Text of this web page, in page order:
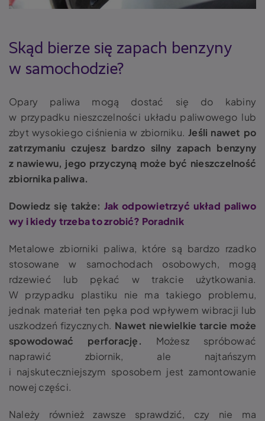
Skąd bierze się zapach benzyny
w samochodzie?
Opary paliwa mogą dostać się do kabiny
w przypadku nieszczelności układu paliwowego lub
zbyt wysokiego ciśnienia w zbiorniku.Jeśli nawet po
zatrzymaniu czujesz bardzo silny zapach benzyny
z nawiewu, jego przyczyną może być nieszczelność
zbiornika paliwa.
Dowiedz się także: Jak odpowietrzyć układ paliwo
wy i kiedy trzeba to zrobić? Poradnik
Metalowe zbiorniki paliwa, które są bardzo rzadko
stosowane w samochodach osobowych, mogą
rdzewieć lub pękać w trakcie użytkowania.
W przypadku plastiku nie ma takiego problemu,
jednak materiał ten pęka pod wpływem wibracji lub
uszkodzeń fizycznych. Nawet niewielkie tarcie może
spowodować perforację. Możesz spróbować
naprawić zbiornik, ale najtańszym
i najskuteczniejszym sposobem jest zamontowanie
nowej części.
Należy również zawsze sprawdzić, czy nie ma